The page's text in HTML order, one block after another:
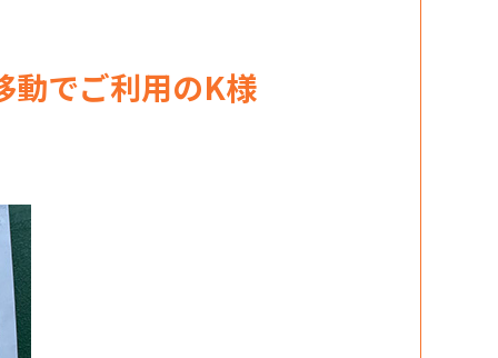
動でご利用のK様